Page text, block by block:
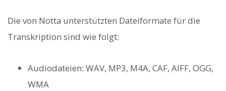
Die von Notta unterstützten Dateiformate für die
Transkription sind wie folgt:
Audiodateien: WAV, MP3, M4A, CAF, AIFF, OGG,
WMA